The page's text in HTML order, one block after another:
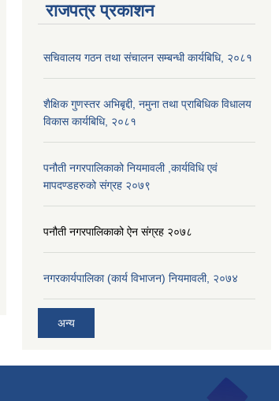
राजपत्र प्रकाशन
सचिवालय गठन तथा संचालन सम्बन्धी कार्यबिधि, २०८१
शैक्षिक गुणस्तर अभिबृद्दी, नमुना तथा प्राबिधिक विधालय
विकास कार्यबिधि, २०८१
पनौती नगरपालिकाको नियमावली ,कार्यविधि एवं
मापदण्डहरुको संग्रह २०७९
पनौती नगरपालिकाको ऐन संग्रह २०७८
नगरकार्यपालिका (कार्य विभाजन) नियमावली, २०७४
अन्य